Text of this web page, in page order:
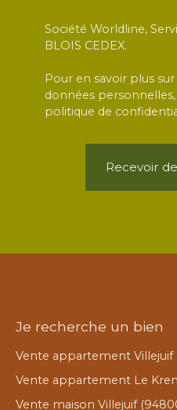
Société Worldline,
BLOIS CEDEX.
Pour en savoir plus
données
politique de
Recevoir
Je recherche un bien
Vente appartement Villejuif
Vente appartement Le
Vente maison Villejuif